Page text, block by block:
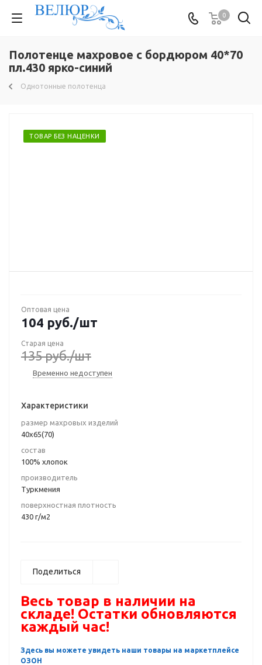
0
Полотенце махровое с бордюром 40*70
пл.430 ярко-синий
Однотонные полотенца
ТОВАР БЕЗ НАЦЕНКИ
Оптовая цена
104 руб./шт
Старая цена
135руб./шт
Временно недоступен
Характеристики
размер махровых изделий
40х65(70)
состав
100% хлопок
производитель
Туркмения
поверхностная плотность
430 г/м2
Поделиться
Весь товар в наличии на
складе! Остатки обновляются
каждый час!
Здесь вы можете увидеть наши товары на маркетплейсе
ОЗОН